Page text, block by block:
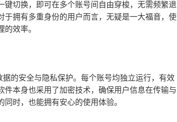
切换，即可在多个账号间自由穿梭，无需频繁退
拥有多重身份的用户而言，无疑是一大福音，使
效率。
的安全与隐私保护。每个账号均独立运行，有效
本身也采用了加密技术，确保用户信息在传输与
时，也能拥有安心的使用体验。